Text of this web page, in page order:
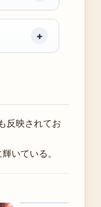
反映されてお
いている。